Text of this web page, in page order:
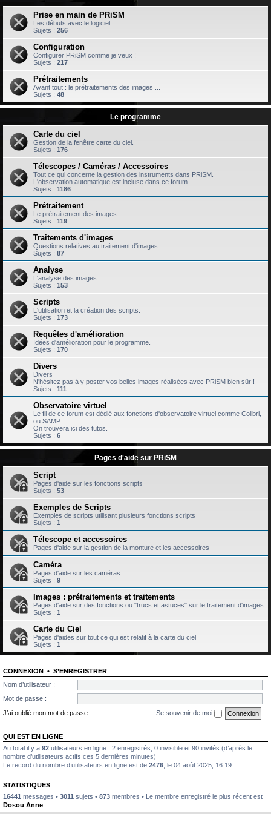
Prise en main de PRiSM
Les débuts avec le logiciel.
Sujets : 256
Configuration
Configurer PRiSM comme je veux !
Sujets : 217
Prétraitements
Avant tout : le prétraitements des images ...
Sujets : 48
Le programme
Carte du ciel
Gestion de la fenêtre carte du ciel.
Sujets : 176
Télescopes / Caméras / Accessoires
Tout ce qui concerne la gestion des instruments dans PRiSM.
L'observation automatique est incluse dans ce forum.
Sujets : 1186
Prétraitement
Le prétraitement des images.
Sujets : 119
Traitements d'images
Questions relatives au traitement d'images
Sujets : 87
Analyse
L'analyse des images.
Sujets : 153
Scripts
L'utilisation et la création des scripts.
Sujets : 173
Requêtes d'amélioration
Idées d'amélioration pour le programme.
Sujets : 170
Divers
Divers
N'hésitez pas à y poster vos belles images réalisées avec PRiSM bien sûr !
Sujets : 111
Observatoire virtuel
Le fil de ce forum est dédié aux fonctions d'observatoire virtuel comme Colibri,
ou SAMP.
On trouvera ici des tutos.
Sujets : 6
Pages d'aide sur PRiSM
Script
Pages d'aide sur les fonctions scripts
Sujets : 53
Exemples de Scripts
Exemples de scripts utilisant plusieurs fonctions scripts
Sujets : 1
Télescope et accessoires
Pages d'aide sur la gestion de la monture et les accessoires
Caméra
Pages d'aide sur les caméras
Sujets : 9
Images : prétraitements et traitements
Pages d'aide sur des fonctions ou "trucs et astuces" sur le traitement d'images
Sujets : 1
Carte du Ciel
Pages d'aides sur tout ce qui est relatif à la carte du ciel
Sujets : 1
CONNEXION • S’ENREGISTRER
Nom d’utilisateur :
Mot de passe :
J’ai oublié mon mot de passe
Se souvenir de moi
QUI EST EN LIGNE
Au total il y a 92 utilisateurs en ligne : 2 enregistrés, 0 invisible et 90 invités (d’après le
nombre d’utilisateurs actifs ces 5 dernières minutes)
Le record du nombre d’utilisateurs en ligne est de 2476 , le 04 août 2025, 16:19
STATISTIQUES
16441 messages • 3011 sujets • 873 membres • Le membre enregistré le plus récent est
Dosou Anne